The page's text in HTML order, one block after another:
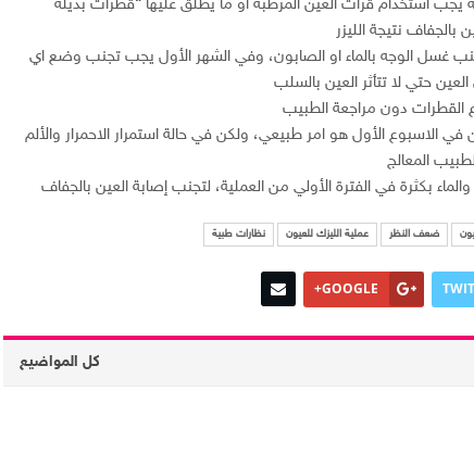
يجب استخدام قرات العين المرطبة او ما يطلق عليها “قطرات بديلة
نتيجة الليزر
غسل الوجه بالماء او الصابون، وفي الشهر الأول يجب تجنب وضع اي
حتي لا تتأثر العين بالسلب
القطرات دون مراجعة الطبيب
في الاسبوع الأول هو امر طبيعي، ولكن في حالة استمرار الاحمرار والألم
المعالج
بكثرة في الفترة الأولي من العملية، لتجنب إصابة العين بالجفاف
ضعف النظر عملية الليزك للعيون نظارات طبية
GOOGLE+
كل المواضيع